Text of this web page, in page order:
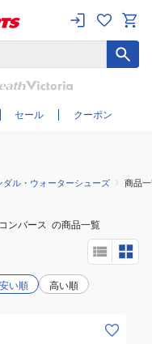
セール クーポン
ダル・ウォーターシューズ 商品
コンバース の商品一覧
安い順 高い順